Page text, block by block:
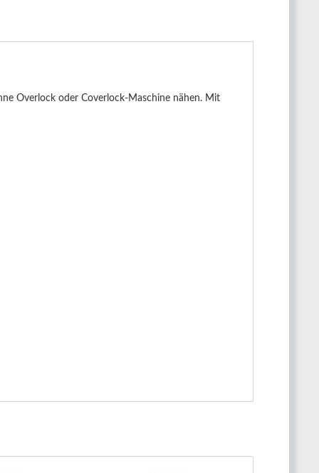
Overlock oder Coverlock-Maschine nähen. Mit